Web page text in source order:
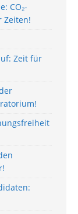
CO₂-
Zeiten!
Zeit für